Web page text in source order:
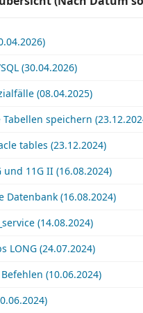
(30.04.2026)
(08.04.2025)
speichern
tables (23.12.2024)
11G II (16.08.2024)
(16.08.2024)
(14.08.2024)
LONG (24.07.2024)
(10.06.2024)